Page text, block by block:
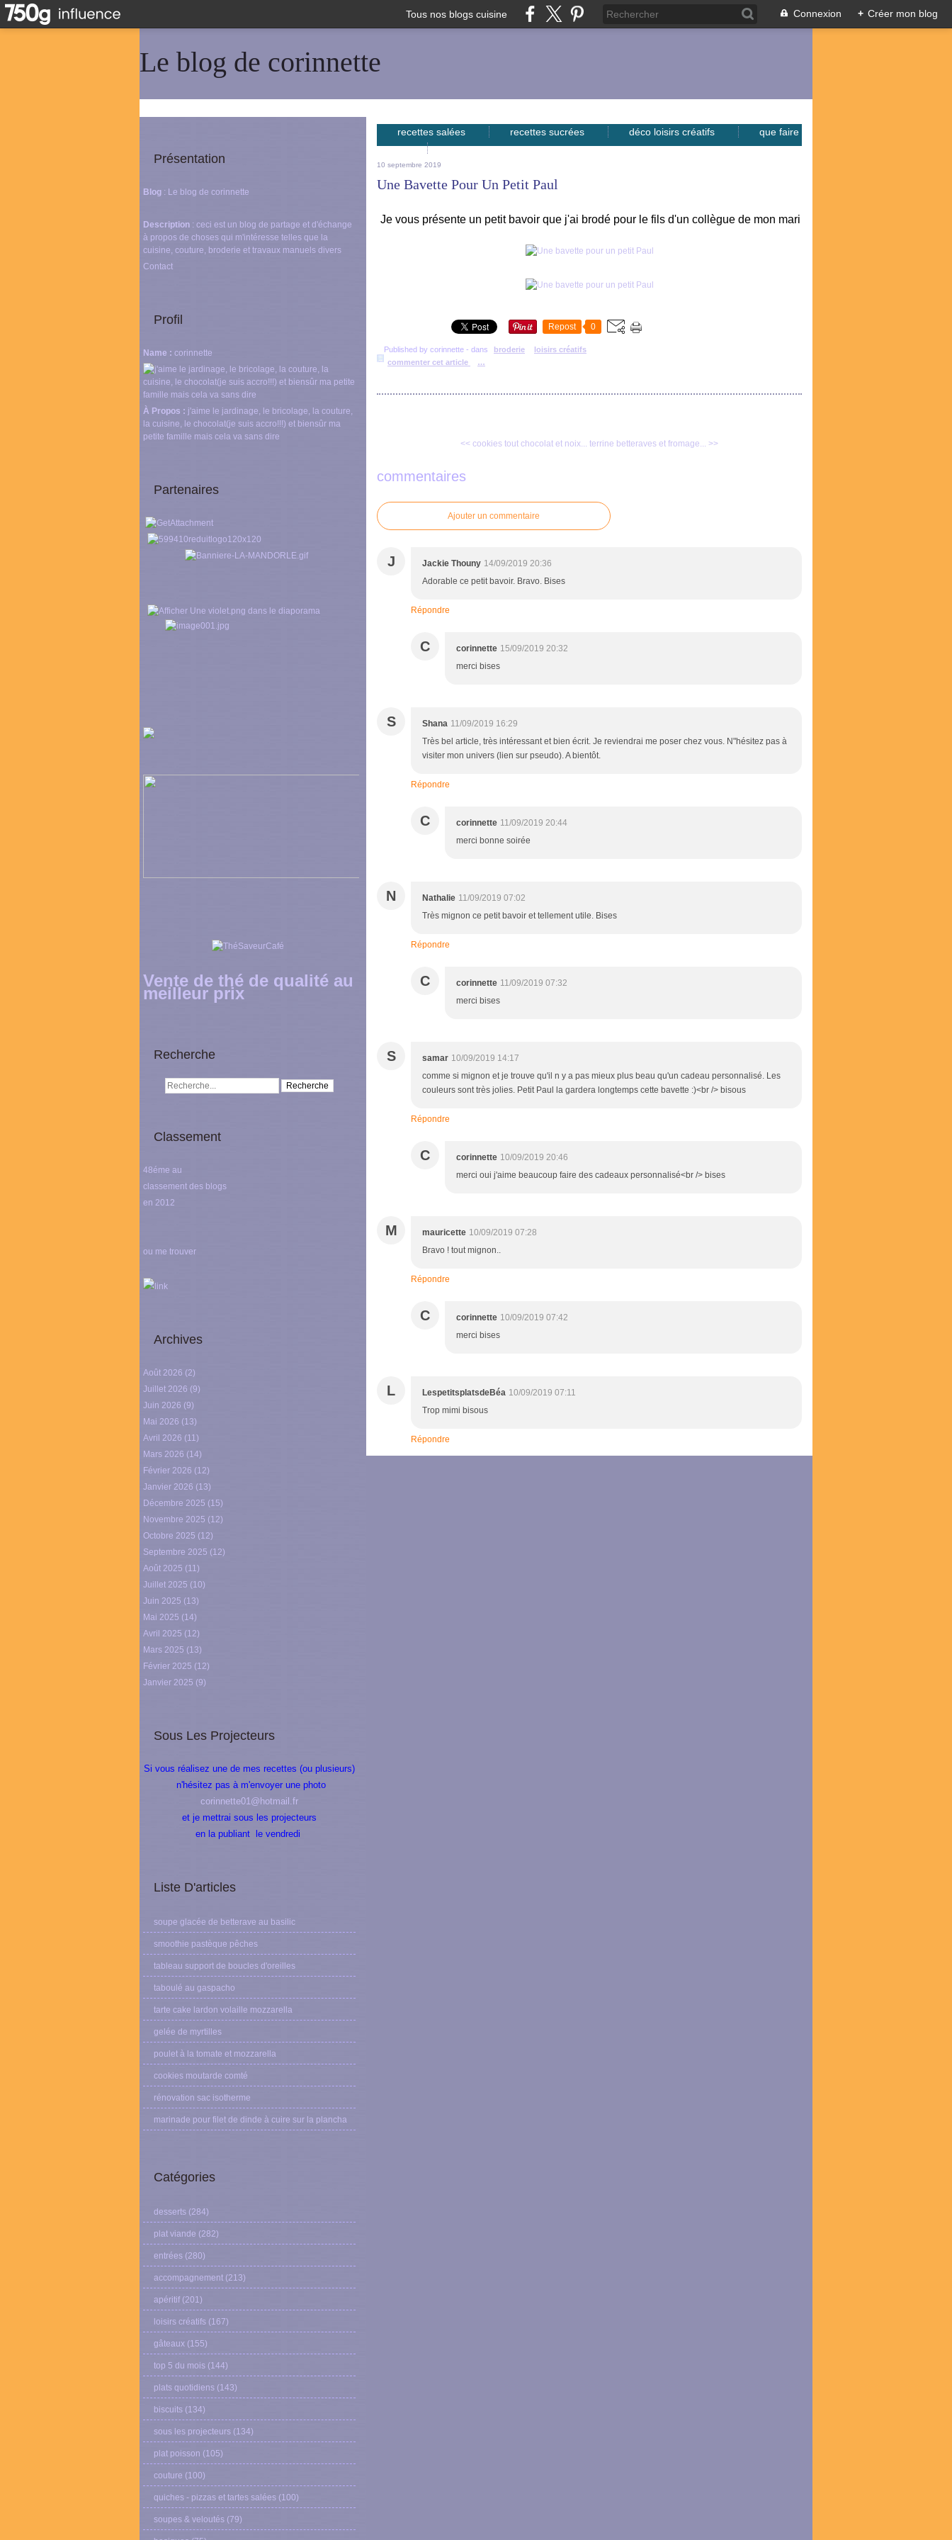
Tous nos blogs cuisine Connexion + Créer mon blog
Le blog de corinnette
Présentation
Blog : Le blog de corinnette
Description : ceci est un blog de partage et d'échange
à propos de choses qui m'intéresse telles que la
cuisine, couture, broderie et travaux manuels divers
Contact
Profil
Name : corinnette
À Propos : j'aime le jardinage, le bricolage, la couture,
la cuisine, le chocolat(je suis accro!!!) et biensûr ma
petite famille mais cela va sans dire
Partenaires
Vente de thé de qualité au
meilleur prix
Recherche
Classement
48éme au
classement des blogs
en 2012
ou me trouver
link
Archives
Août 2026 (2)
Juillet 2026 (9)
Juin 2026 (9)
Mai 2026 (13)
Avril 2026 (11)
Mars 2026 (14)
Février 2026 (12)
Janvier 2026 (13)
Décembre 2025 (15)
Novembre 2025 (12)
Octobre 2025 (12)
Septembre 2025 (12)
Août 2025 (11)
Juillet 2025 (10)
Juin 2025 (13)
Mai 2025 (14)
Avril 2025 (12)
Mars 2025 (13)
Février 2025 (12)
Janvier 2025 (9)
Sous Les Projecteurs
Si vous réalisez une de mes recettes (ou plusieurs)
n'hésitez pas à m'envoyer une photo
corinnette01@hotmail.fr
et je mettrai sous les projecteurs
en la publiant le vendredi
Liste D'articles
soupe glacée de betterave au basilic
smoothie pastèque pêches
tableau support de boucles d'oreilles
taboulé au gaspacho
tarte cake lardon volaille mozzarella
gelée de myrtilles
poulet à la tomate et mozzarella
cookies moutarde comté
rénovation sac isotherme
marinade pour filet de dinde à cuire sur la plancha
Catégories
desserts (284)
plat viande (282)
entrées (280)
accompagnement (213)
apéritif (201)
loisirs créatifs (167)
gâteaux (155)
top 5 du mois (144)
plats quotidiens (143)
biscuits (134)
sous les projecteurs (134)
plat poisson (105)
couture (100)
quiches - pizzas et tartes salées (100)
soupes & veloutés (79)
recettes salées recettes sucrées déco loisirs créatifs
que faire
avec...
10 septembre 2019
Une Bavette Pour Un Petit Paul
Je vous présente un petit bavoir que j'ai brodé pour le fils d'un collègue de mon mari
Repost 0
Published by corinnette - dans broderie
loisirs créatifs
commenter cet article
…
<< cookies tout chocolat et noix... terrine betteraves et fromage... >>
commentaires
Ajouter un commentaire
J Jackie Thouny 14/09/2019 20:36
Adorable ce petit bavoir. Bravo. Bises
Répondre
C corinnette 15/09/2019 20:32
merci bises
S Shana 11/09/2019 16:29
Très bel article, très intéressant et bien écrit. Je reviendrai me poser chez vous. N"hésitez pas à
visiter mon univers (lien sur pseudo). A bientôt.
Répondre
C corinnette 11/09/2019 20:44
merci bonne soirée
N Nathalie 11/09/2019 07:02
Très mignon ce petit bavoir et tellement utile. Bises
Répondre
C corinnette 11/09/2019 07:32
merci bises
S samar 10/09/2019 14:17
comme si mignon et je trouve qu'il n y a pas mieux plus beau qu'un cadeau personnalisé. Les
couleurs sont très jolies. Petit Paul la gardera longtemps cette bavette :)<br /> bisous
Répondre
C corinnette 10/09/2019 20:46
merci oui j'aime beaucoup faire des cadeaux personnalisé<br /> bises
M mauricette 10/09/2019 07:28
Bravo ! tout mignon..
Répondre
C corinnette 10/09/2019 07:42
merci bises
L LespetitsplatsdeBéa 10/09/2019 07:11
Trop mimi bisous
Répondre